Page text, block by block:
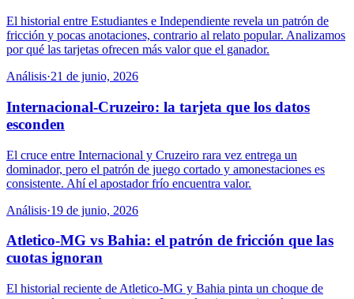
El historial entre Estudiantes e Independiente revela un patrón de
fricción y pocas anotaciones, contrario al relato popular. Analizamos
por qué las tarjetas ofrecen más valor que el ganador.
Análisis·21 de junio, 2026
Internacional-Cruzeiro: la tarjeta que los datos
esconden
El cruce entre Internacional y Cruzeiro rara vez entrega un
dominador, pero el patrón de juego cortado y amonestaciones es
consistente. Ahí el apostador frío encuentra valor.
Análisis·19 de junio, 2026
Atletico-MG vs Bahia: el patrón de fricción que las
cuotas ignoran
El historial reciente de Atletico-MG y Bahia pinta un choque de